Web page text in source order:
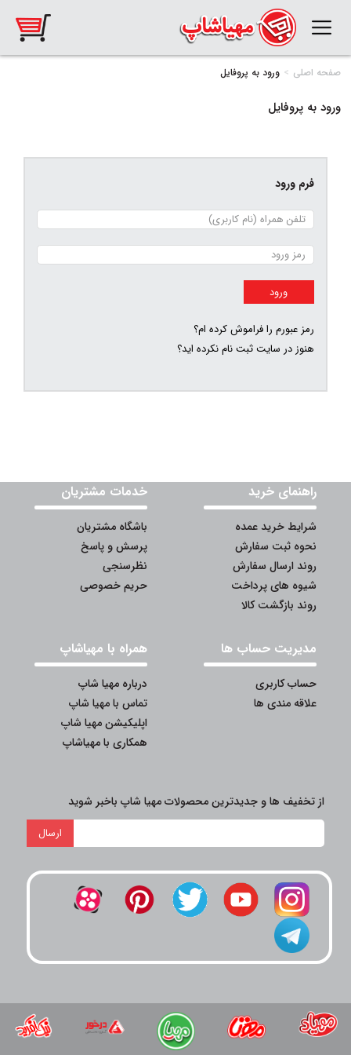
صفحه اصلی ورود به پروفایل
ورود به پروفایل
فرم ورود
رمز عبورم را فراموش کرده ام؟
هنوز در سایت ثبت نام نکرده اید؟
راهنمای خرید
شرایط خرید عمده
نحوه ثبت سفارش
روند ارسال سفارش
شیوه های پرداخت
روند بازگشت کالا
خدمات مشتریان
باشگاه مشتریان
پرسش و پاسخ
نظرسنجی
حریم خصوصی
مدیریت حساب ها
حساب کاربری
علاقه مندی ها
همراه با مهیاشاپ
درباره مهیا شاپ
تماس با مهیا شاپ
اپلیکیشن مهیا شاپ
همکاری با مهیاشاپ
از تخفیف ها و جدیدترین محصولات مهیا شاپ باخبر شوید